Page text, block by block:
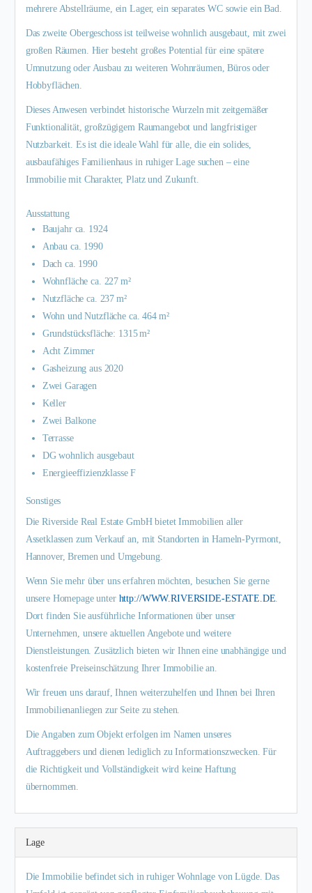
mehrere Abstellräume, ein Lager, ein separates WC sowie ein Bad.
Das zweite Obergeschoss ist teilweise wohnlich ausgebaut, mit zwei
großen Räumen. Hier besteht großes Potential für eine spätere
Umnutzung oder Ausbau zu weiteren Wohnräumen, Büros oder
Hobbyflächen.
Dieses Anwesen verbindet historische Wurzeln mit zeitgemäßer
Funktionalität, großzügigem Raumangebot und langfristiger
Nutzbarkeit. Es ist die ideale Wahl für alle, die ein solides,
ausbaufähiges Familienhaus in ruhiger Lage suchen – eine
Immobilie mit Charakter, Platz und Zukunft.
Ausstattung
Baujahr ca. 1924
Anbau ca. 1990
Dach ca. 1990
Wohnfläche ca. 227 m²
Nutzfläche ca. 237 m²
Wohn und Nutzfläche ca. 464 m²
Grundstücksfläche: 1315 m²
Acht Zimmer
Gasheizung aus 2020
Zwei Garagen
Keller
Zwei Balkone
Terrasse
DG wohnlich ausgebaut
Energieeffizienzklasse F
Sonstiges
Die Riverside Real Estate GmbH bietet Immobilien aller
Assetklassen zum Verkauf an, mit Standorten in Hameln-Pyrmont,
Hannover, Bremen und Umgebung.
Wenn Sie mehr über uns erfahren möchten, besuchen Sie gerne
unsere Homepage unter http://WWW.RIVERSIDE-ESTATE.DE.
Dort finden Sie ausführliche Informationen über unser
Unternehmen, unsere aktuellen Angebote und weitere
Dienstleistungen. Zusätzlich bieten wir Ihnen eine unabhängige und
kostenfreie Preiseinschätzung Ihrer Immobilie an.
Wir freuen uns darauf, Ihnen weiterzuhelfen und Ihnen bei Ihren
Immobilienanliegen zur Seite zu stehen.
Die Angaben zum Objekt erfolgen im Namen unseres
Auftraggebers und dienen lediglich zu Informationszwecken. Für
die Richtigkeit und Vollständigkeit wird keine Haftung
übernommen.
Lage
Die Immobilie befindet sich in ruhiger Wohnlage von Lügde. Das